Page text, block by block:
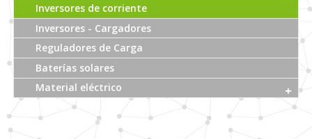
Inversores de corriente
Inversores - Cargadores
Reguladores de Carga
Baterías solares
Material eléctrico